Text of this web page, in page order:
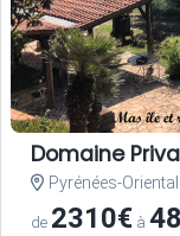
Domaine
Pyrénées-
de 2310€ à